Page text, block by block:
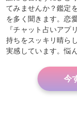
てみませんか？鑑定
を多く聞きます。恋
『チャット占いア
持ちをスッキリ晴ら
実感しています。悩
今